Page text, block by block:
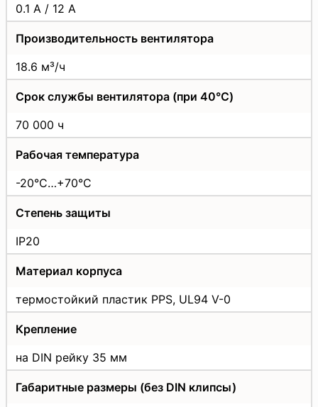
0.1 А / 12 А
Производительность вентилятора
18.6 м³/ч
Срок службы вентилятора (при 40°C)
70 000 ч
Рабочая температура
-20°C…+70°C
Степень защиты
IP20
Материал корпуса
термостойкий пластик PPS, UL94 V-0
Крепление
на DIN рейку 35 мм
Габаритные размеры (без DIN клипсы)